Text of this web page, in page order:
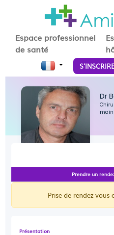
Espace professionnel
de santé
Dr
main
Présentation
Prendre un
Prise de rendez-vous